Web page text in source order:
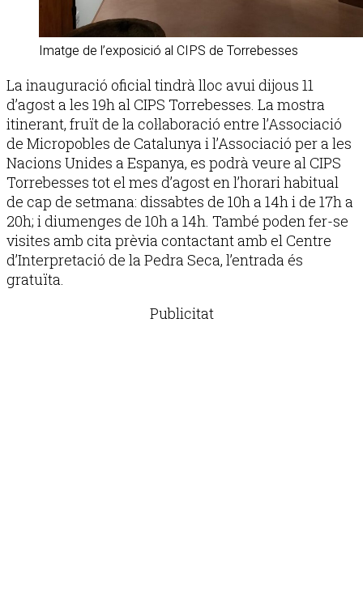
Imatge de l’exposició al CIPS de Torrebesses
La inauguració oficial tindrà lloc avui dijous 11
d’agost a les 19h al CIPS Torrebesses. La mostra
itinerant, fruït de la col·laboració entre l’Associació
de Micropobles de Catalunya i l’Associació per a les
Nacions Unides a Espanya, es podrà veure al CIPS
Torrebesses tot el mes d’agost en l’horari habitual
de cap de setmana: dissabtes de 10h a 14h i de 17h a
20h; i diumenges de 10h a 14h. També poden fer-se
visites amb cita prèvia contactant amb el Centre
d’Interpretació de la Pedra Seca, l’entrada és
gratuïta.
Publicitat